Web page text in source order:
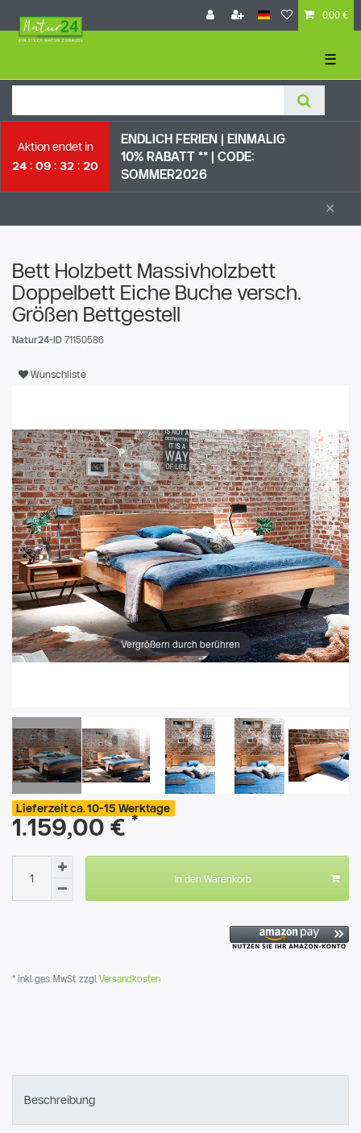
0,00 €
☰
Aktion endet in
24
09 32 19
ENDLICH FERIEN | EI NMALIG
10% RABATT ** |
CODE:
SOMMER2026
×
Bett Holzbett Massivholzbett
Doppelbett Eiche Buche versch.
Größen Bettgestell
Natur24-ID 71150586
Wunschliste
Vergrößern durch berühren
Lieferzeit ca. 10-15 Werktage
1.159,00 € *
In den Warenkorb
* inkl. ges. MwSt. zzgl. Versandkosten
Beschreibung